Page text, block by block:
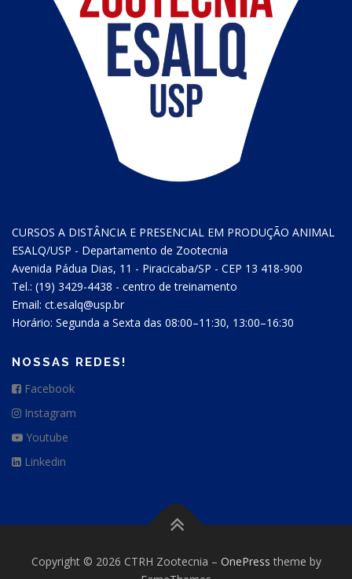
CURSOS A DISTÂNCIA E PRESENCIAL EM PRODUÇÃO ANIMAL
ESALQ/USP - Departamento de Zootecnia
Avenida Pádua Dias, 11 - Piracicaba/SP - CEP 13 418-900
Tel.: (19) 3429-4438 - centro de treinamento
Email: ct.esalq@usp.br
Horário: Segunda a Sexta das 08:00–11:30, 13:00–16:30
NOSSAS REDES!
Facebook
Instagram
Youtube
Linkedin
Copyright © 2026 CTRH Zootecnia – OnePress theme by